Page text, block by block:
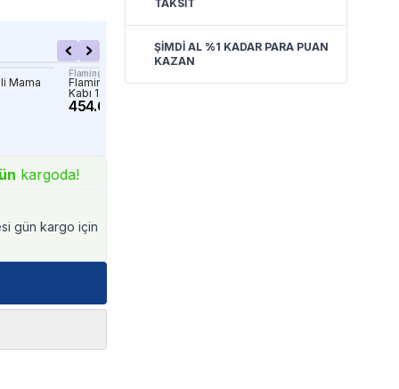
Mama
Flamingo
Flamingo Mylo Seramik 2li Mama
Kabı 145ml
454.60 TL
M-Pets Galya Seramik
kargoda!
gün kargo için
TAKSİT
ŞİMDİ AL %1 KADAR PARA PUAN
KAZAN